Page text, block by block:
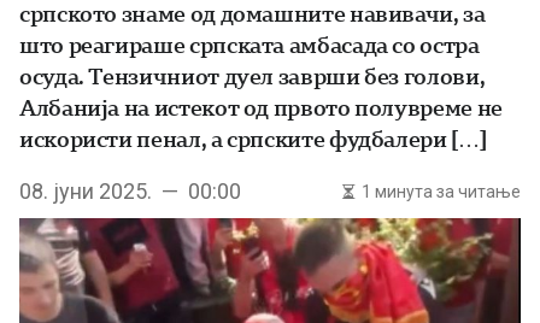
српското знаме од домашните навивачи, за
што реагираше српската амбасада со остра
осуда. Тензичниот дуел заврши без голови,
Албанија на истекот од првото полувреме не
искористи пенал, а српските фудбалери […]
08. јуни 2025. — 00:00 1 минута за читање